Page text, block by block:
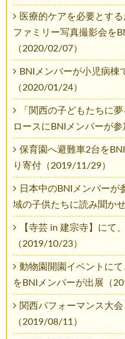
医療的ケアを必要とす
ファミリー写真撮影会を
（2020/02/07）
BNIメンバーが小児病棟
（2020/01/24）
「関西の子どもたちに
ロースにBNIメンバーが
保育園へ避難車2台を
り寄付（2019/11/29）
日本中のBNIメンバーが
域の子供たちに読み聞か
【寺芸 in 建宗寺】にて
（2019/10/23）
動物園開園イベントにて
をBNIメンバーが出展（
関西パフォーマンス大
（2019/08/11）